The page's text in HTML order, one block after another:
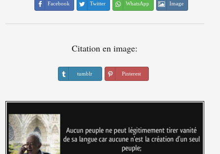
Facebook Twitter WhatsApp Image
Citation en image:
tumblr Pinterest